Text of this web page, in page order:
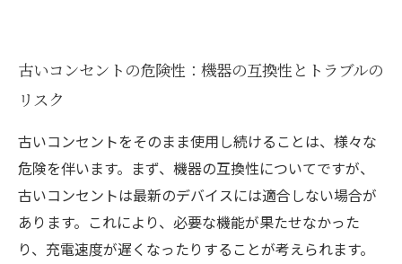
古いコンセントの危険性：機器の互換性とトラブルの
リスク
古いコンセントをそのまま使用し続けることは、様々な
危険を伴います。まず、機器の互換性についてですが、
古いコンセントは最新のデバイスには適合しない場合が
あります。これにより、必要な機能が果たせなかった
り、充電速度が遅くなったりすることが考えられます。